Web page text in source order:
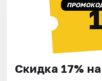
Скидка 17%